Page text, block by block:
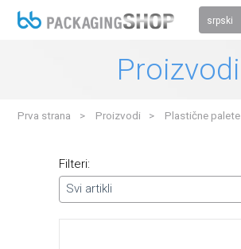
srpski
Proizvodi
Prva strana Proizvodi Plastične palete
Filteri:
Svi artikli